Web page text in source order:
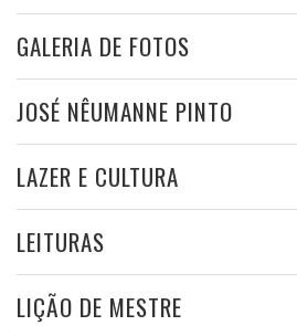
GALERIA DE FOTOS
JOSÉ NÊUMANNE PINTO
LAZER E CULTURA
LEITURAS
LIÇÃO DE MESTRE